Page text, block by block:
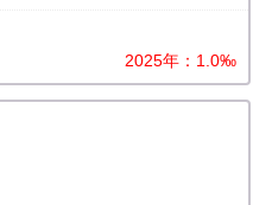
2025年：1.0‰